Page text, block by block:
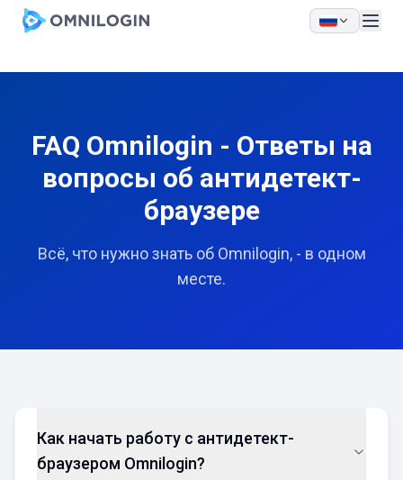
Skip to main content
FAQ Omnilogin - Ответы на
вопросы об антидетект-
браузере
Всё, что нужно знать об Omnilogin, - в одном
месте.
Как начать работу с антидетект-
браузером Omnilogin?